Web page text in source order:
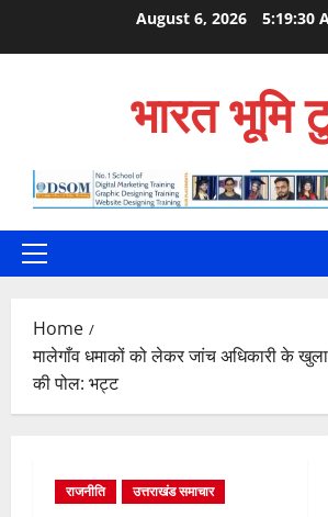
August 6, 2026 5:19:32
भारत भूमि
Primary
Home
मालेगाँव धमाकों को लेकर जांच अधिकारी के
की पोल: भट्ट
राजनीति उत्तराखंड समाचार